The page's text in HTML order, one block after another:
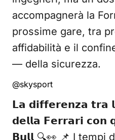
accompagnerà la
prossime gare, tra
affidabilità e il
— della sicurezza.
@skysport
𝗟𝗮 𝗱𝗶𝗳𝗳𝗲𝗿𝗲𝗻𝘇𝗮 𝘁𝗿𝗮
𝗱𝗲𝗹𝗹𝗮 𝗙𝗲𝗿𝗿𝗮𝗿𝗶 𝗰𝗼𝗻
𝗕𝘂𝗹𝗹 🔍👀 📌 I tempi